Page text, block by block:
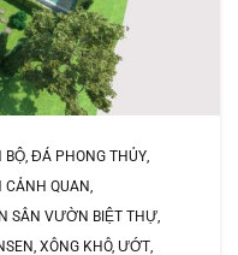
ĐÁ PHONG THỦY
CẢNH QUAN
SÂN VƯỜN BIỆT THỰ
XÔNG KHÔ, ƯỚT